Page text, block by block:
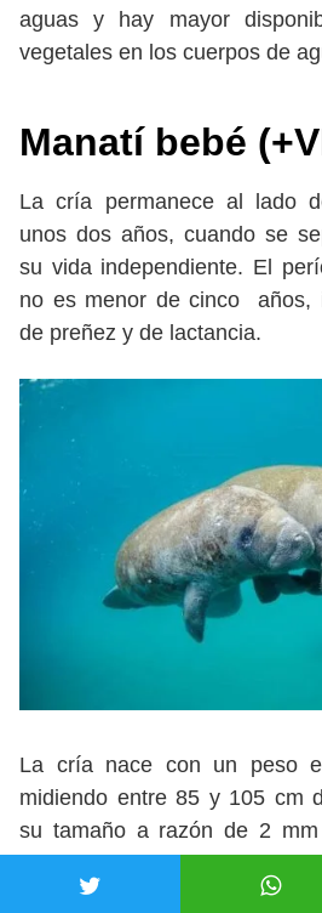
aguas y hay mayor
vegetales en los cuerpos de
Manatí bebé
La cría permanece al lado
unos dos años, cuando se
su vida independiente. El
no es menor de cinco años,
de preñez y de lactancia.
La cría nace con un peso
midiendo entre 85 y 105 cm
su tamaño a razón de 2
promedio de 1 k de peso por